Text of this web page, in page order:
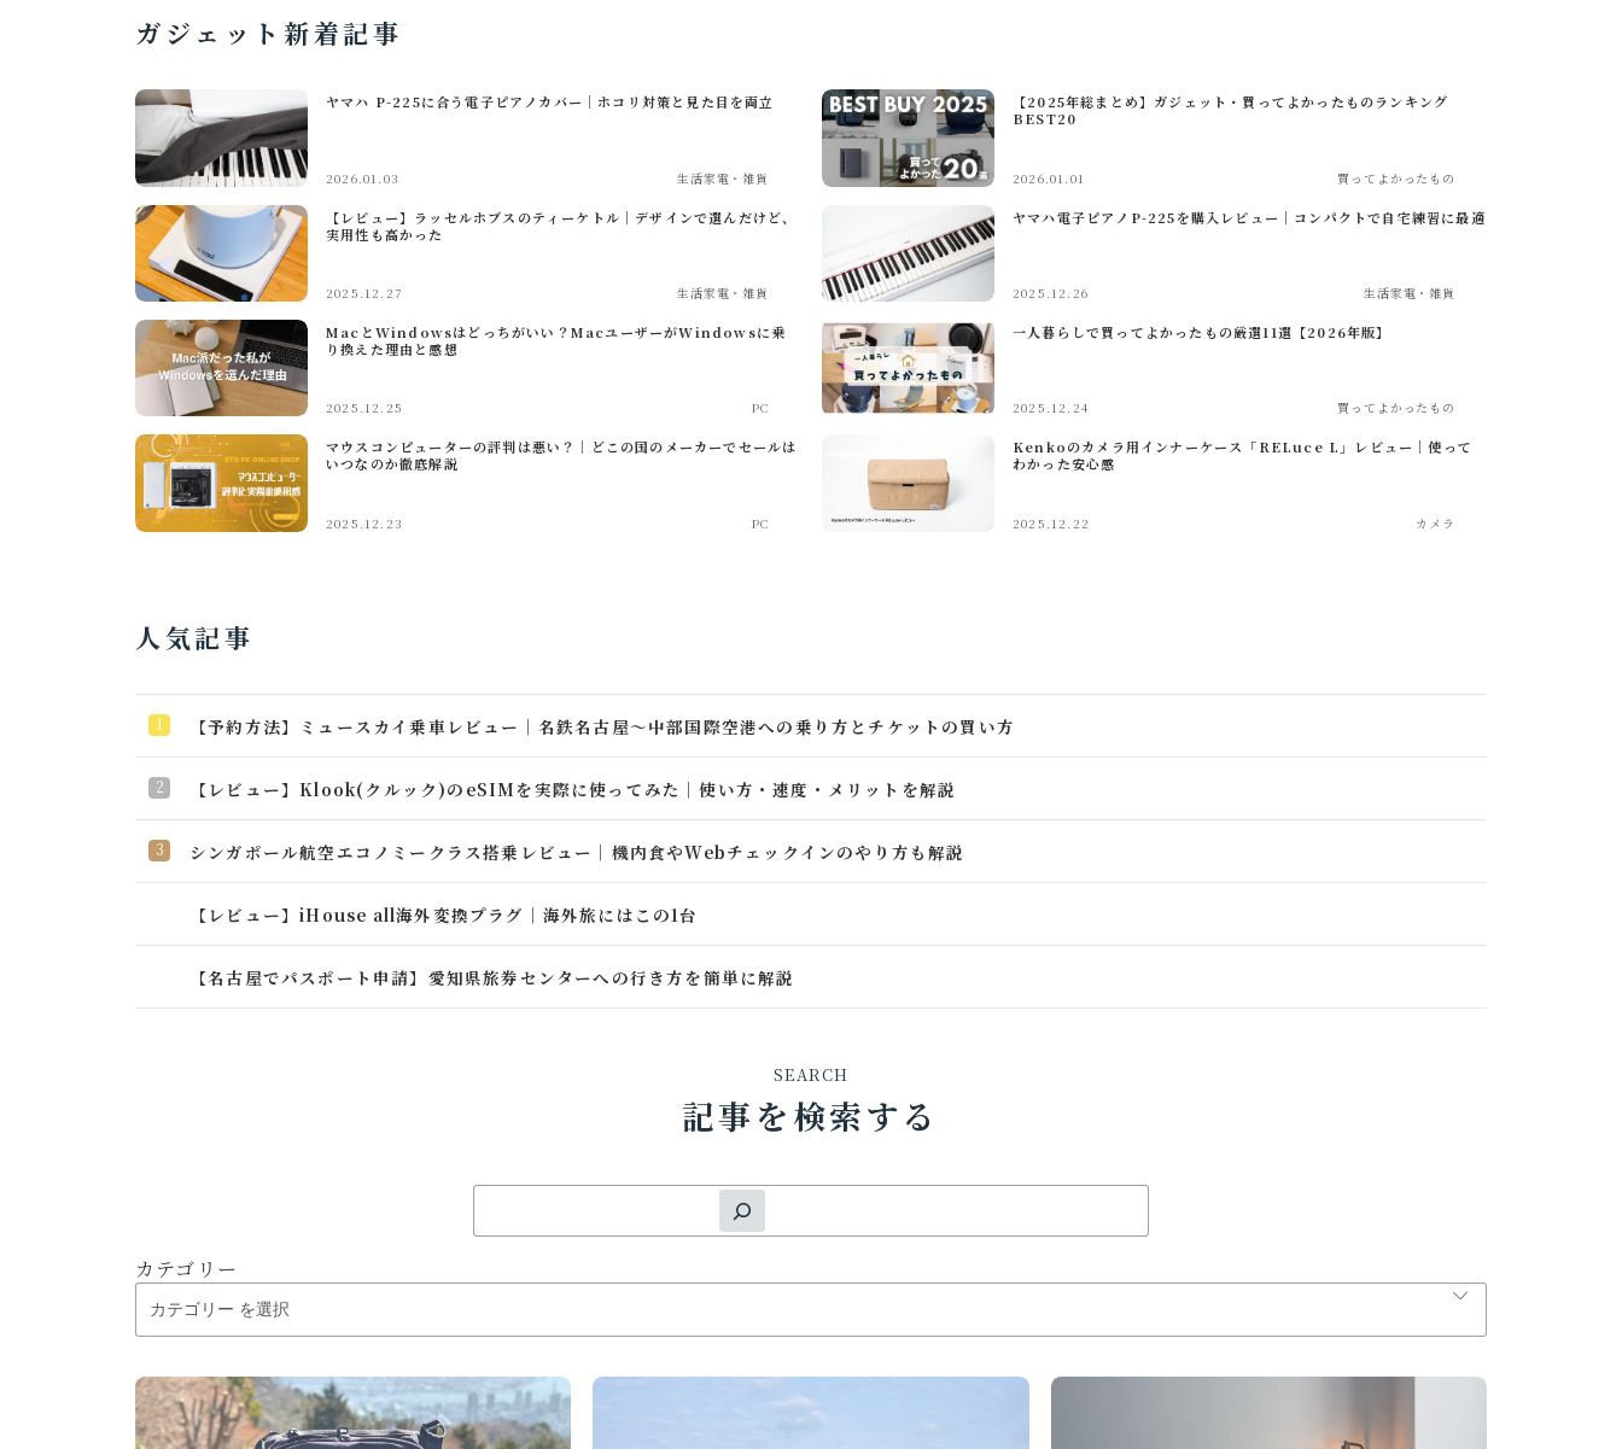
ガジェット新着記事
ヤマハ P-225に合う電子ピアノカバー｜ホコリ対策と見た目を両立
2026.01.03 生活家電・雑貨
【2025年総まとめ】ガジェット・買ってよかったものランキング
BEST20
2026.01.01 買ってよかったもの
【レビュー】ラッセルホブスのティーケトル｜デザインで選んだけど、
実用性も高かった
2025.12.27 生活家電・雑貨
ヤマハ電子ピアノP-225を購入レビュー｜コンパクトで自宅練習に最適
2025.12.26 生活家電・雑貨
MacとWindowsはどっちがいい？MacユーザーがWindowsに乗
り換えた理由と感想
2025.12.25 PC
一人暮らしで買ってよかったもの厳選11選【2026年版】
2025.12.24 買ってよかったもの
マウスコンピューターの評判は悪い？｜どこの国のメーカーでセールは
いつなのか徹底解説
2025.12.23 PC
Kenkoのカメラ用インナーケース「RELuce L」レビュー｜使って
わかった安心感
2025.12.22 カメラ
人気記事
【予約方法】ミュースカイ乗車レビュー｜名鉄名古屋〜中部国際空港への乗り方とチケットの買い方
【レビュー】Klook(クルック)のeSIMを実際に使ってみた｜使い方・速度・メリットを解説
シンガポール航空エコノミークラス搭乗レビュー｜機内食やWebチェックインのやり方も解説
【レビュー】iHouse all海外変換プラグ│海外旅にはこの1台
【名古屋でパスポート申請】愛知県旅券センターへの行き方を簡単に解説
SEARCH
記事を検索する
カテゴリー